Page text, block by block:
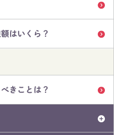
はいくら？
きことは？